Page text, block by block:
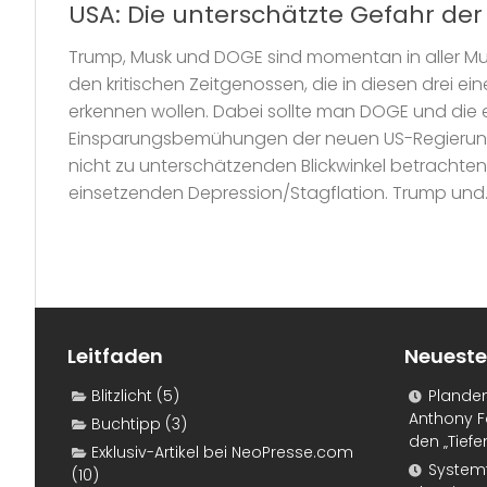
USA: Die unterschätzte Gefahr
Trump, Musk und DOGE sind momentan in aller
den kritischen Zeitgenossen, die in diesen drei
erkennen wollen. Dabei sollte man DOGE und die
Einsparungsbemühungen der neuen US-
nicht zu unterschätzenden Blickwinkel
einsetzenden Depression/Stagflation. Trump
Leitfaden
Blitzlicht (5)
Buchtipp (3)
Exklusiv-Artikel bei NeoPresse.com
(10)
Anthony
den